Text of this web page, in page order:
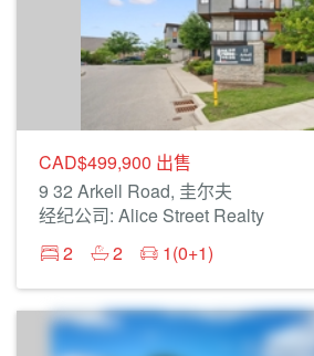
CAD$499,900 出售
9 32 Arkell Road, 圭尔夫
经纪公司: Alice Street Realty
2
2 1(0+1)